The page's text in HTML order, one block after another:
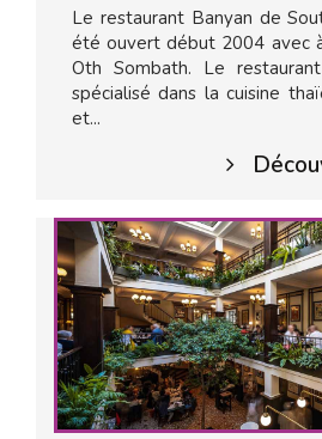
Le restaurant Banyan de
été ouvert début 2004 avec
Oth Sombath. Le
spécialisé dans la cuisine
et...